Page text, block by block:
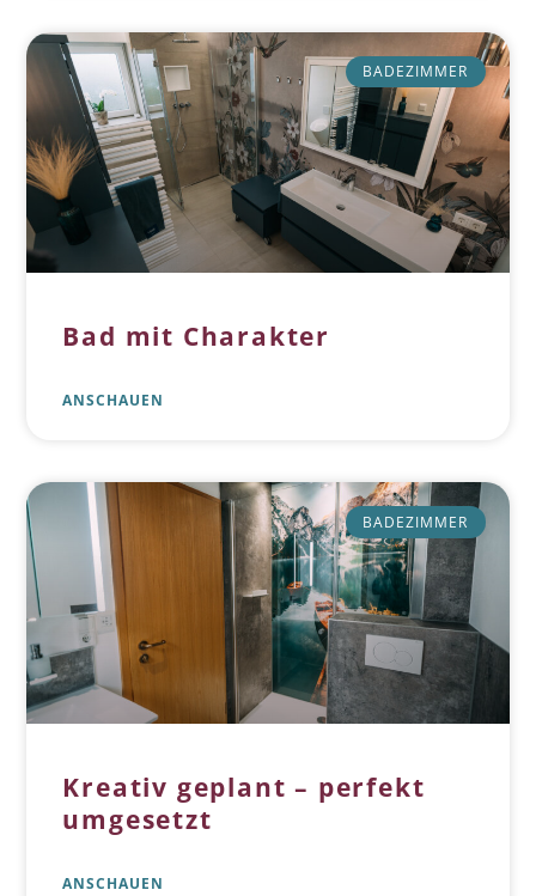
BADEZIMMER
Bad mit Charakter
ANSCHAUEN
BADEZIMMER
Kreativ geplant – perfekt
umgesetzt
ANSCHAUEN